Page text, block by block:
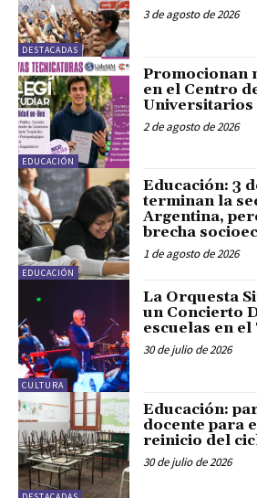
DESTACADAS
3 de agosto de 2026
EDUCACIÓN
Promocionan
en el Centro
Universitarios
2 de agosto de 2026
EDUCACIÓN
Educación: 3
terminan la
Argentina,
brecha
1 de agosto de 2026
CULTURA
La Orquesta
un Concierto
escuelas en
30 de julio de 2026
Educación:
docente para
reinicio del
30 de julio de 2026